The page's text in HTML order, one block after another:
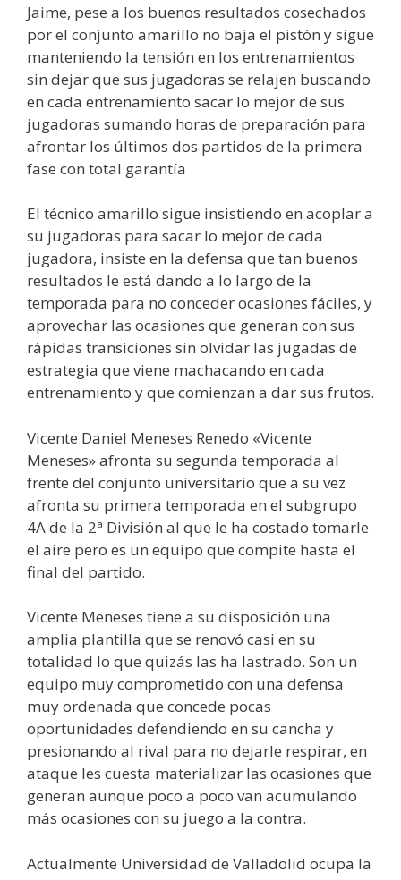
Jaime, pese a los buenos resultados cosechados
por el conjunto amarillo no baja el pistón y sigue
manteniendo la tensión en los entrenamientos
sin dejar que sus jugadoras se relajen buscando
en cada entrenamiento sacar lo mejor de sus
jugadoras sumando horas de preparación para
afrontar los últimos dos partidos de la primera
fase con total garantía
El técnico amarillo sigue insistiendo en acoplar a
su jugadoras para sacar lo mejor de cada
jugadora, insiste en la defensa que tan buenos
resultados le está dando a lo largo de la
temporada para no conceder ocasiones fáciles, y
aprovechar las ocasiones que generan con sus
rápidas transiciones sin olvidar las jugadas de
estrategia que viene machacando en cada
entrenamiento y que comienzan a dar sus frutos.
Vicente Daniel Meneses Renedo «Vicente
Meneses» afronta su segunda temporada al
frente del conjunto universitario que a su vez
afronta su primera temporada en el subgrupo
4A de la 2ª División al que le ha costado tomarle
el aire pero es un equipo que compite hasta el
final del partido.
Vicente Meneses tiene a su disposición una
amplia plantilla que se renovó casi en su
totalidad lo que quizás las ha lastrado. Son un
equipo muy comprometido con una defensa
muy ordenada que concede pocas
oportunidades defendiendo en su cancha y
presionando al rival para no dejarle respirar, en
ataque les cuesta materializar las ocasiones que
generan aunque poco a poco van acumulando
más ocasiones con su juego a la contra.
Actualmente Universidad de Valladolid ocupa la